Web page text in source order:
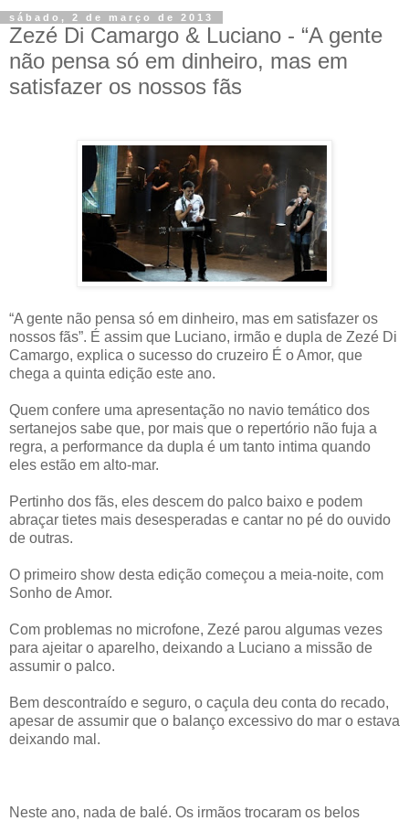
sábado, 2 de março de 2013
Zezé Di Camargo & Luciano - “A gente
não pensa só em dinheiro, mas em
satisfazer os nossos fãs
“A gente não pensa só em dinheiro, mas em satisfazer os
nossos fãs”. É assim que Luciano, irmão e dupla de Zezé Di
Camargo, explica o sucesso do cruzeiro É o Amor, que
chega a quinta edição este ano.
Quem confere uma apresentação no navio temático dos
sertanejos sabe que, por mais que o repertório não fuja a
regra, a performance da dupla é um tanto intima quando
eles estão em alto-mar.
Pertinho dos fãs, eles descem do palco baixo e podem
abraçar tietes mais desesperadas e cantar no pé do ouvido
de outras.
O primeiro show desta edição começou a meia-noite, com
Sonho de Amor.
Com problemas no microfone, Zezé parou algumas vezes
para ajeitar o aparelho, deixando a Luciano a missão de
assumir o palco.
Bem descontraído e seguro, o caçula deu conta do recado,
apesar de assumir que o balanço excessivo do mar o estava
deixando mal.
Neste ano, nada de balé. Os irmãos trocaram os belos